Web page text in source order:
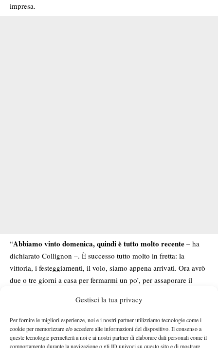
Gestisci la tua privacy
Per fornire le migliori esperienze, noi e i nostri partner utilizziamo tecnologie come i
cookie per memorizzare e/o accedere alle informazioni del dispositivo. Il consenso a
queste tecnologie permetterà a noi e ai nostri partner di elaborare dati personali come il
comportamento durante la navigazione o gli ID univoci su questo sito e di mostrare
impresa.
“Abbiamo vinto domenica, quindi è tutto molto recente – ha
dichiarato Collignon –. È successo tutto molto in fretta: la
vittoria, i festeggiamenti, il volo, siamo appena arrivati. Ora avrò
due o tre giorni a casa per fermarmi un po’, per assaporare il
che iniziano giovedì e ai tornei che stanno per arrivare”.
Domenica, sul cemento di Perth, Collignon ha messo la firma sul
punto decisivo (dopo aver battuto De Minaur nella prima
giornata) che ha permesso al Belgio di battere a sorpresa i